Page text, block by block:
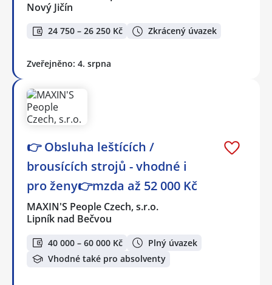
Nový Jičín
24 750 – 26 250 Kč Zkrácený úvazek
Zveřejněno: 4. srpna
👉 Obsluha leštících /
brousících strojů - vhodné i
pro ženy👉mzda až 52 000 Kč
MAXIN'S People Czech, s.r.o.
Lipník nad Bečvou
40 000 – 60 000 Kč
Plný úvazek
Vhodné také pro absolventy